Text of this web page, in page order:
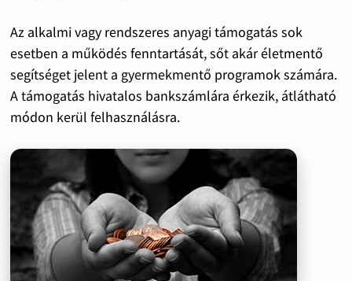
Az alkalmi vagy rendszeres anyagi támogatás sok
esetben a működés fenntartását, sőt akár életmentő
segítséget jelent a gyermekmentő programok számára.
A támogatás hivatalos bankszámlára érkezik, átlátható
módon kerül felhasználásra.